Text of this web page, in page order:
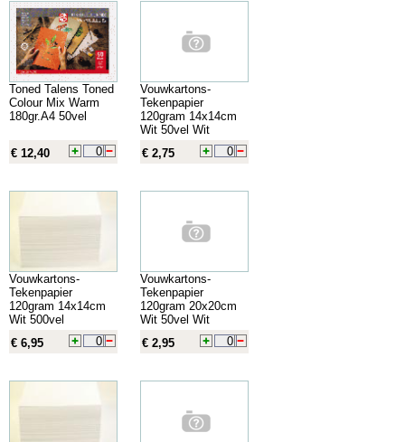
Toned Talens Toned
Colour Mix Warm
180gr.A4 50vel
€ 12,40
Vouwkartons-
Tekenpapier
120gram 14x14cm
Wit 50vel Wit
€ 2,75
Vouwkartons-
Tekenpapier
120gram 14x14cm
Wit 500vel
€ 6,95
Vouwkartons-
Tekenpapier
120gram 20x20cm
Wit 50vel Wit
€ 2,95